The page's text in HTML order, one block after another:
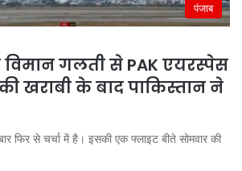
पंजाब
विमान गलती से PAK एयरस्पेस
खराबी के बाद पाकिस्तान ने
फिर से चर्चा में है। इसकी एक फ्लाइट बीते सोमवार की